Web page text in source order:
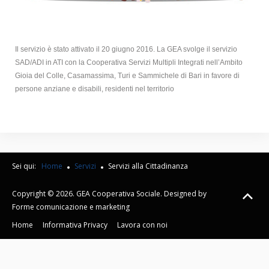
Il servizio è stato attivato il 20 giugno 2016. La GEA svolge il servizio
SAD/ADI in ATI con la Cooperativa Servizi Multipli Integrati nell’Ambito
Gioia del Colle, Casamassima, Turi e Sammichele di Bari in favore di
persone anziane e disabili, residenti nel territorio
Sei qui: Home Servizi Servizi alla Cittadinanza
Copyright © 2026. GEA Cooperativa Sociale. Designed by
Forme comunicazione e marketing
Home
Informativa Privacy Lavora con noi